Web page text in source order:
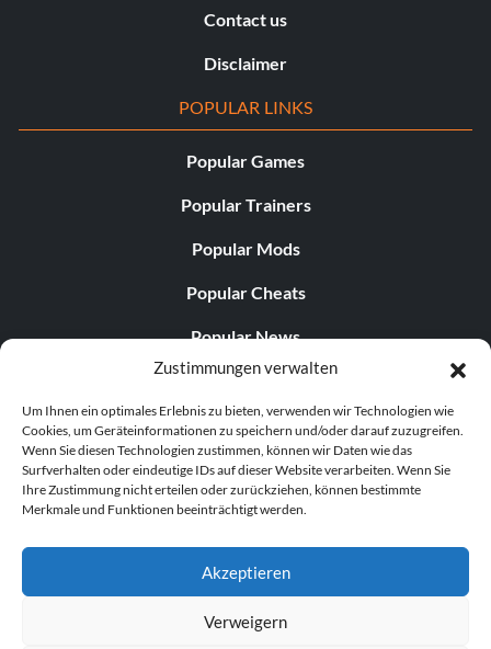
Zustimmungen verwalten
Um Ihnen ein optimales Erlebnis zu bieten, verwenden wir Technologien wie
Cookies, um Geräteinformationen zu speichern und/oder darauf zuzugreifen.
Wenn Sie diesen Technologien zustimmen, können wir Daten wie das
Surfverhalten oder eindeutige IDs auf dieser Website verarbeiten. Wenn Sie
Ihre Zustimmung nicht erteilen oder zurückziehen, können bestimmte
Merkmale und Funktionen beeinträchtigt werden.
Akzeptieren
Verweigern
Contact us
Disclaimer
POPULAR LINKS
Popular Games
Popular Trainers
Popular Mods
Popular Cheats
Popular News
Popular Editorials
Popular Free Games
LATEST UPDATES